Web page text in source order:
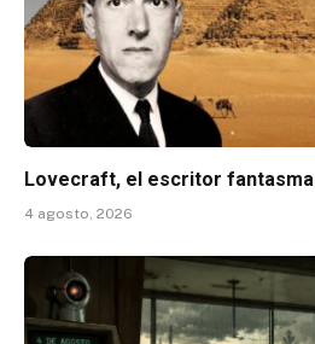
Lovecraft, el escritor fantasma
4 agosto, 2026